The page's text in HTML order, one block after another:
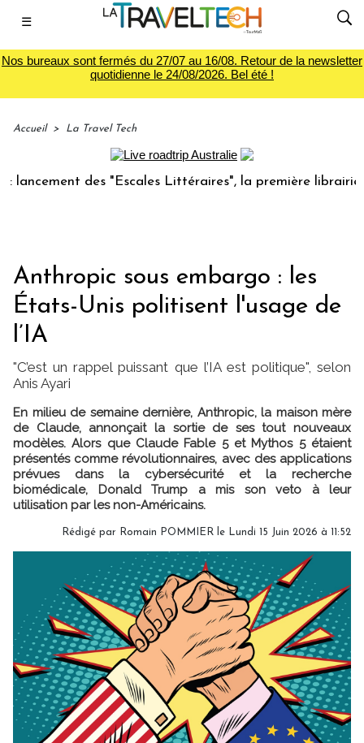
☰
Nos bureaux sont fermés du 27/07 au 16/08. Retour de la newsletter
quotidienne le 24/08/2026. Bel été !
Accueil > La Travel Tech
des "Escales Littéraires", la première librairie du
Anthropic sous embargo : les
États-Unis politisent l'usage de
l’IA
"C’est un rappel puissant que l’IA est politique", selon
Anis Ayari
En milieu de semaine dernière, Anthropic, la maison mère
de Claude, annonçait la sortie de ses tout nouveaux
modèles. Alors que Claude Fable 5 et Mythos 5 étaient
présentés comme révolutionnaires, avec des applications
prévues dans la cybersécurité et la recherche
biomédicale, Donald Trump a mis son veto à leur
utilisation par les non-Américains.
Rédigé par Romain POMMIER le Lundi 15 Juin 2026 à 11:52